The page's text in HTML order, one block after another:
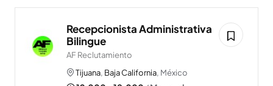
Recepcionista Administrativa
Bilingue
AF Reclutamiento
Tijuana, Baja California, México